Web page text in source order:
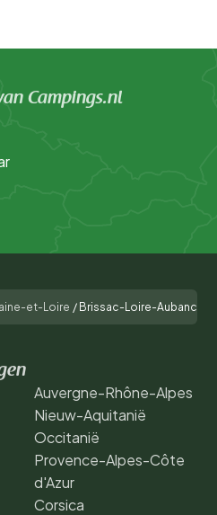
Campings.nl
et-Loire / Brissac-Loire-Aubance
Auvergne-Rhône-Alpes
Nieuw-Aquitanië
Occitanië
Provence-Alpes-Côte
d'Azur
Corsica